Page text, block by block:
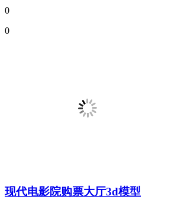
0
0
现代电影院购票大厅3d模型